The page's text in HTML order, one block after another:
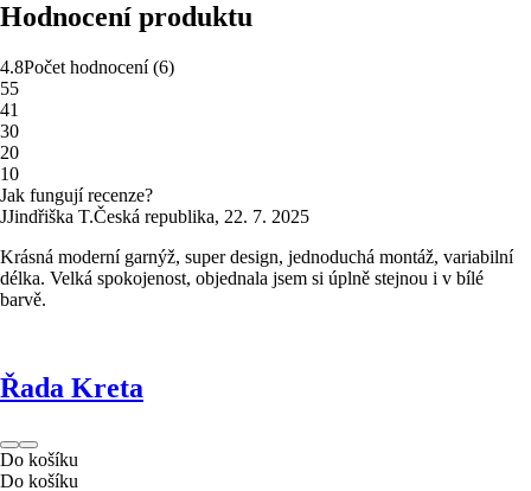
Hodnocení produktu
4.8Počet hodnocení(6)
55
41
30
20
10
Jak fungují recenze?
JJindřiška T.Česká republika, 22. 7. 2025
Krásná moderní garnýž, super design, jednoduchá montáž, variabilní
délka. Velká spokojenost, objednala jsem si úplně stejnou i v bílé
barvě.
Řada Kreta
Do košíku
Do košíku